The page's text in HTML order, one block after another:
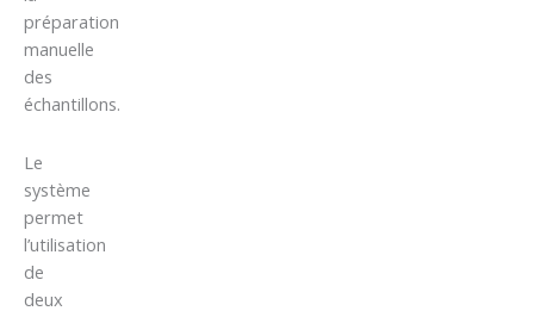
préparation
manuelle
des
échantillons.
Le
système
permet
l’utilisation
de
deux